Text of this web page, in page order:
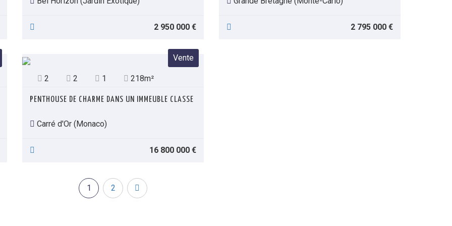
2 950 000 € 2 795 000 €
Vente
2 2 1 218m²
PENTHOUSE DE CHARME DANS UN IMMEUBLE CLASSE
Carré d'Or (Monaco)
16 800 000 €
1 2